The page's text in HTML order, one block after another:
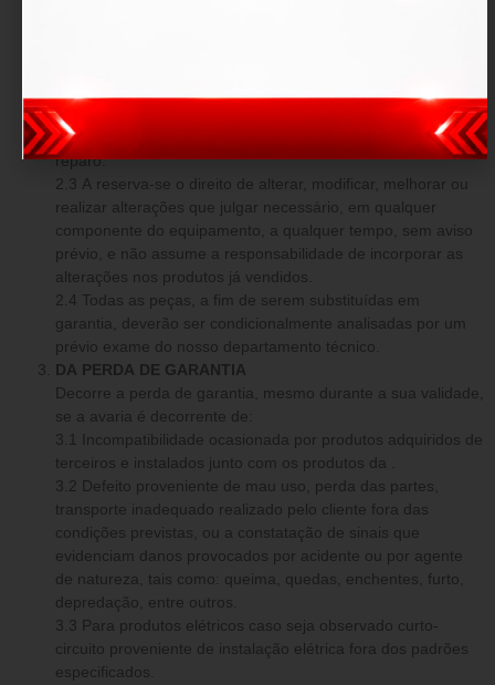
reparos num período de até 7 (sete) dias após comprovado
o defeito podendo levar até 30 dias para conclusão do
reparo.
2.3 A reserva-se o direito de alterar, modificar, melhorar ou
realizar alterações que julgar necessário, em qualquer
componente do equipamento, a qualquer tempo, sem aviso
prévio, e não assume a responsabilidade de incorporar as
alterações nos produtos já vendidos.
2.4 Todas as peças, a fim de serem substituídas em
garantia, deverão ser condicionalmente analisadas por um
prévio exame do nosso departamento técnico.
DA PERDA DE GARANTIA
Decorre a perda de garantia, mesmo durante a sua validade,
se a avaria é decorrente de:
3.1 Incompatibilidade ocasionada por produtos adquiridos de
terceiros e instalados junto com os produtos da .
3.2 Defeito proveniente de mau uso, perda das partes,
transporte inadequado realizado pelo cliente fora das
condições previstas, ou a constatação de sinais que
evidenciam danos provocados por acidente ou por agente
de natureza, tais como: queima, quedas, enchentes, furto,
depredação, entre outros.
3.3 Para produtos elétricos caso seja observado curto-
circuito proveniente de instalação elétrica fora dos padrões
especificados.